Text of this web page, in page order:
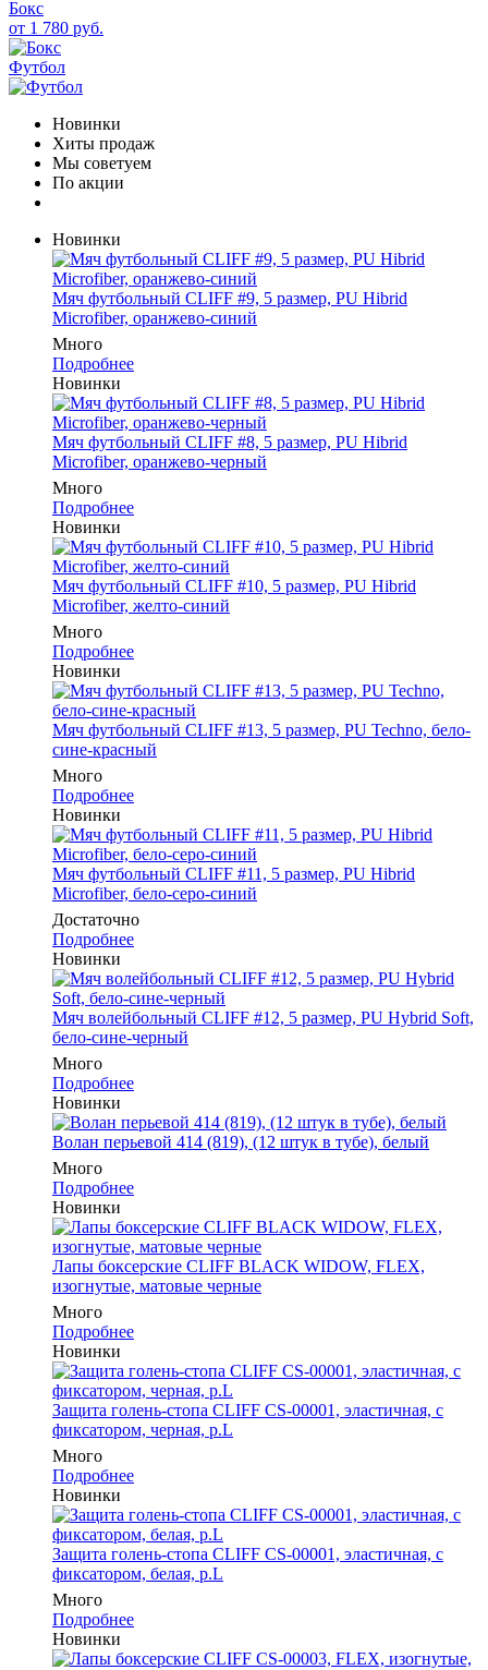
Бокс
от 1 780 руб.
Футбол
Новинки
Хиты продаж
Мы советуем
По акции
Новинки
Мяч футбольный CLIFF #9, 5 размер, PU Hibrid
Microfiber, оранжево-синий
Много
Подробнее
Новинки
Мяч футбольный CLIFF #8, 5 размер, PU Hibrid
Microfiber, оранжево-черный
Много
Подробнее
Новинки
Мяч футбольный CLIFF #10, 5 размер, PU Hibrid
Microfiber, желто-синий
Много
Подробнее
Новинки
Мяч футбольный CLIFF #13, 5 размер, PU Techno, бело-
сине-красный
Много
Подробнее
Новинки
Мяч футбольный CLIFF #11, 5 размер, PU Hibrid
Microfiber, бело-серо-синий
Достаточно
Подробнее
Новинки
Мяч волейбольный CLIFF #12, 5 размер, PU Hybrid Soft,
бело-сине-черный
Много
Подробнее
Новинки
Волан перьевой 414 (819), (12 штук в тубе), белый
Много
Подробнее
Новинки
Лапы боксерские CLIFF BLACK WIDOW, FLEX,
изогнутые, матовые черные
Много
Подробнее
Новинки
Защита голень-стопа CLIFF CS-00001, эластичная, с
фиксатором, черная, р.L
Много
Подробнее
Новинки
Защита голень-стопа CLIFF CS-00001, эластичная, с
фиксатором, белая, р.L
Много
Подробнее
Новинки